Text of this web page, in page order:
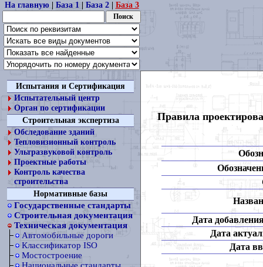
На главную| База 1| База 2| База 3
Испытания и Сертификация
Испытательный центр
Орган по сертификации
Строительная экспертиза
Обследование зданий
Тепловизионный контроль
Ультразвуковой контроль
Проектные работы
Контроль качества
строительства
Нормативные базы
Государственные стандарты
Строительная документация
Техническая документация
Автомобильные дороги
Классификатор ISO
Мостостроение
Правила
Дата
Дата
Дата